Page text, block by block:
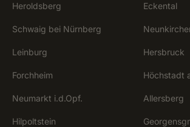
Heroldsberg Eckental
Schwaig bei Nürnberg
Leinburg Hersbruck
Forchheim Höchstadt
Neumarkt i.d.Opf. Allersberg
Hilpoltstein